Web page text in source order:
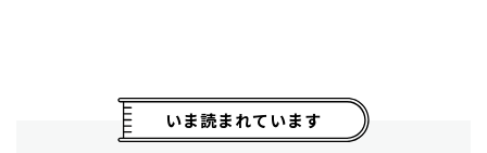
いま読まれています